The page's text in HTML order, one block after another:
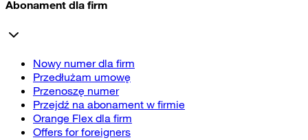
Abonament dla firm
Nowy numer dla firm
Przedłużam umowę
Przenoszę numer
Przejdź na abonament w firmie
Orange Flex dla firm
Offers for foreigners